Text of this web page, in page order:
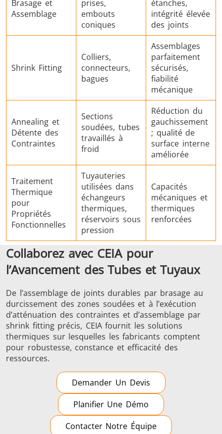
Brasage et
Assemblage
prises,
embouts
coniques
étanches,
intégrité élevée
des joints
Shrink Fitting
Colliers,
connecteurs,
bagues
Assemblages
parfaitement
sécurisés,
fiabilité
mécanique
Annealing et
Détente des
Contraintes
Sections
soudées, tubes
travaillés à
froid
Réduction du
gauchissement
; qualité de
surface interne
améliorée
Traitement
Thermique
pour
Propriétés
Fonctionnelles
Tuyauteries
utilisées dans
échangeurs
thermiques,
réservoirs sous
pression
Capacités
mécaniques et
thermiques
renforcées
Collaborez avec CEIA pour
l’Avancement des Tubes et Tuyaux
De l’assemblage de joints durables par brasage au
durcissement des zones soudées et à l’exécution
d’atténuation des contraintes et d’assemblage par
shrink fitting précis, CEIA fournit les solutions
thermiques sur lesquelles les fabricants comptent
pour robustesse, constance et efficacité des
ressources.
Demander Un Devis
Planifier Une Démo
Contacter Notre Équipe